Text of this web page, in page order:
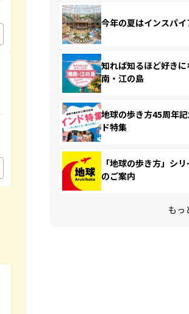
今年の夏はインスパイ
知れば知るほど好きに
南・江の島
地球の歩き方45周年
ド特集
「地球の歩き方」シ
のご案内
もっ